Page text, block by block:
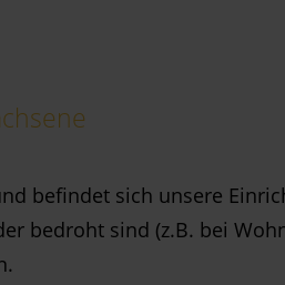
befindet sich unsere
bedroht sind (z.B. bei